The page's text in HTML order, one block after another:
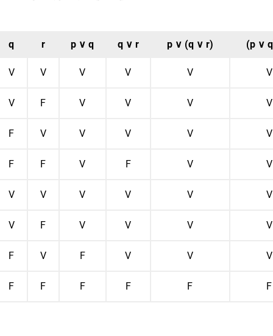
q r p ∨ q q ∨ r p ∨ (q ∨ r) (p ∨
V V V V V V
V F V V V V
F V V V V V
F F V F V V
V V V V V V
V F V V V V
F V F V V V
F F F F F F